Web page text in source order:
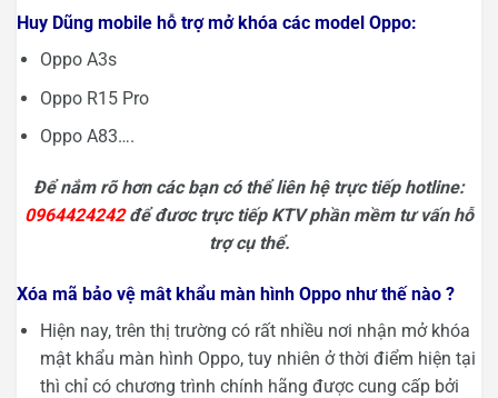
Huy Dũng mobile hỗ trợ mở khóa các model Oppo:
Oppo A3s
Oppo R15 Pro
Oppo A83….
Để nắm rõ hơn các bạn có thể liên hệ trực tiếp hotline:
0964424242để đươc trực tiếp KTV phần mềm tư vấn hỗ
trợ cụ thể.
Xóa mã bảo vệ mât khẩu màn hình Oppo như thế nào ?
Hiện nay, trên thị trường có rất nhiều nơi nhận mở khóa
mật khẩu màn hình Oppo, tuy nhiên ở thời điểm hiện tại
thì chỉ có chương trình chính hãng được cung cấp bởi